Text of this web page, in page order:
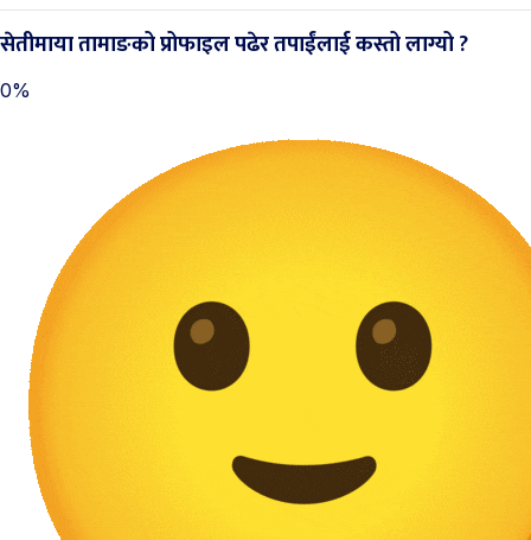
सेतीमाया तामाङको प्रोफाइल पढेर तपाईंलाई कस्तो लाग्यो ?
0%